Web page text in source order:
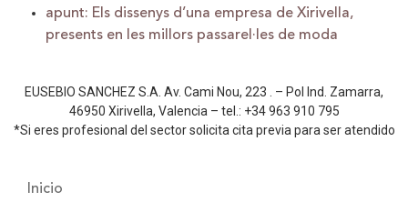
apunt: Els dissenys d’una empresa de Xirivella,
presents en les millors passarel·les de moda
EUSEBIO SANCHEZ S.A. Av. Cami Nou, 223 . – Pol Ind. Zamarra,
46950 Xirivella, Valencia – tel.: +34 963 910 795
*Si eres profesional del sector solicita cita previa para ser atendido
Inicio